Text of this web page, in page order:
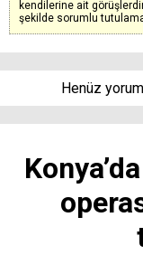
kendilerine ait
şekilde sorumlu
Henüz